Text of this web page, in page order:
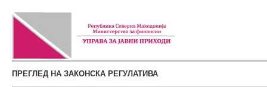
ПРЕГЛЕД НА ЗАКОНСКА РЕГУЛАТИВА